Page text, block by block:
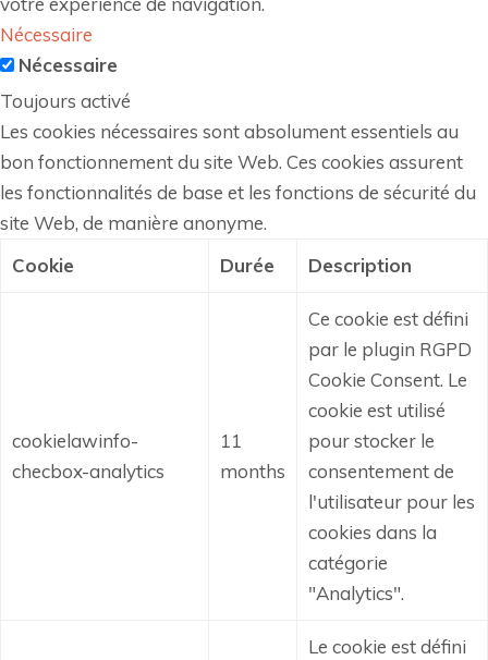
Nécessaire
Nécessaire
Toujours activé
Les cookies nécessaires sont absolument essentiels au
bon fonctionnement du site Web. Ces cookies assurent
les fonctionnalités de base et les fonctions de sécurité du
site Web, de manière anonyme.
Cookie
Durée Description
cookielawinfo-
checbox-analytics
11
months
Ce cookie est défini
par le plugin RGPD
Cookie Consent. Le
cookie est utilisé
pour stocker le
consentement de
l'utilisateur pour les
cookies dans la
catégorie
"Analytics".
Le cookie est défini